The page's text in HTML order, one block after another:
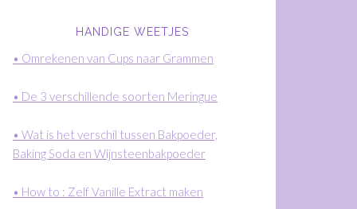
HANDIGE WEETJES
• Omrekenen van Cups naar Grammen
• De 3 verschillende soorten Meringue
• Wat is het verschil tussen Bakpoeder,
Baking Soda en Wijnsteenbakpoeder
• How to : Zelf Vanille Extract maken